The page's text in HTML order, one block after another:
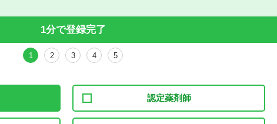
1分で登録完了
1 2 3 4 5
認定薬剤師